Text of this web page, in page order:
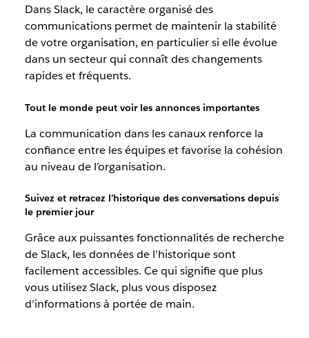
Dans Slack, le caractère organisé des
communications permet de maintenir la stabilité
de votre organisation, en particulier si elle évolue
dans un secteur qui connaît des changements
rapides et fréquents.
Tout le monde peut voir les annonces importantes
La communication dans les canaux renforce la
confiance entre les équipes et favorise la cohésion
au niveau de l’organisation.
Suivez et retracez l’historique des conversations depuis
le premier jour
Grâce aux puissantes fonctionnalités de recherche
de Slack, les données de l’historique sont
facilement accessibles. Ce qui signifie que plus
vous utilisez Slack, plus vous disposez
d’informations à portée de main.